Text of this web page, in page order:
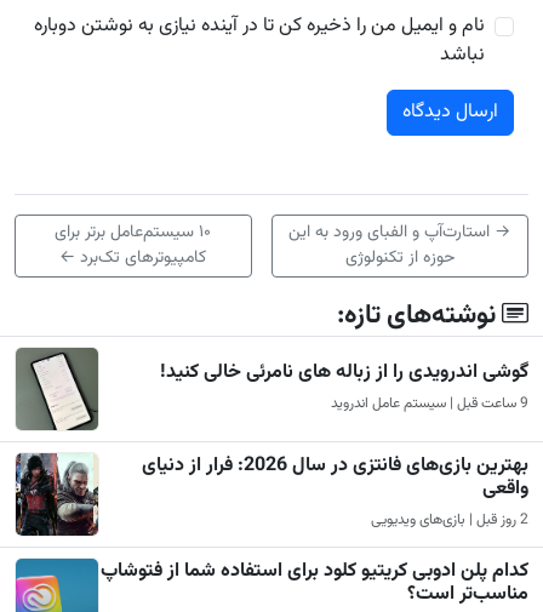
نام و ایمیل من را ذخیره کن تا در آینده نیازی به نوشتن دوباره
نباشد
→ استارت‌آپ و الفبای ورود به این
حوزه از تکنولوژی
۱۰ سیستم‌عامل برتر برای
کامپیوترهای تک‌برد ←
نوشته‌های تازه:
گوشی اندرویدی را از زباله های نامرئی خالی کنید!
9 ساعت قبل | سیستم عامل اندروید
بهترین بازی‌های فانتزی در سال 2026: فرار از دنیای
واقعی
2 روز قبل | بازی‌های ویدیویی
کدام پلن ادوبی کریتیو کلود برای استفاده شما از فتوشاپ
مناسب‌تر است؟